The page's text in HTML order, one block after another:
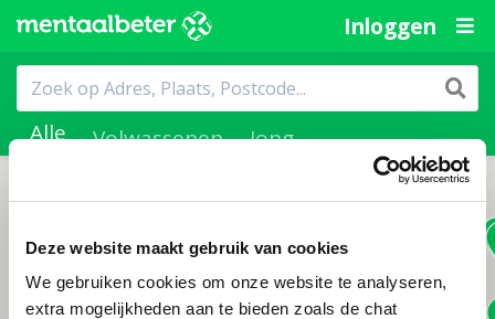
Deze website maakt gebruik van cookies
We gebruiken cookies om onze website te analyseren,
extra mogelijkheden aan te bieden zoals de chat
Inloggen
Alle Volwassenen Jong